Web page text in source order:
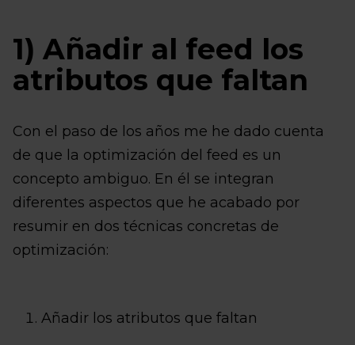
1) Añadir al feed los
atributos que faltan
Con el paso de los años me he dado cuenta
de que la optimización del feed es un
concepto ambiguo. En él se integran
diferentes aspectos que he acabado por
resumir en dos técnicas concretas de
optimización:
Añadir los atributos que faltan